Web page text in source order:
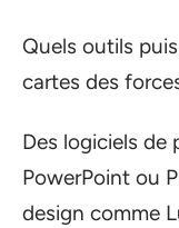
Quels outils
cartes des
Des logiciels de
PowerPoint ou
design comme